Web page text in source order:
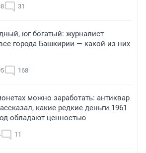
31
юг богатый: журналист
города Башкирии — какой из них
168
можно заработать: антиквар
какие редкие деньги 1961
обладают ценностью
11